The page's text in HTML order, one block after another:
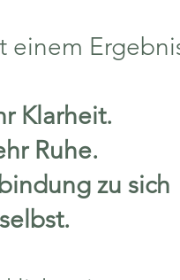
einem
Klarheit.
Ruhe.
zu sich
selbst.